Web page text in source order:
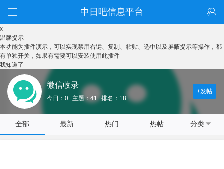
中日吧信息平台
x
温馨提示
本功能为插件演示，可以实现禁用右键、复制、粘贴、选中以及屏蔽提示等操作，都
有单独开关，如果有需要可以安装使用此插件
我知道了
微信收录
今日：0 主题：41 排名：18
+发帖
全部 最新 热门 热帖 分类